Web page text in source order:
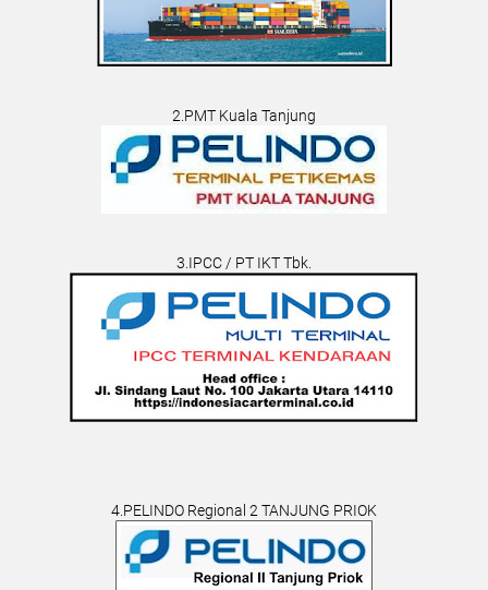
2.PMT Kuala Tanjung
3.IPCC / PT IKT Tbk.
4.PELINDO Regional 2 TANJUNG PRIOK